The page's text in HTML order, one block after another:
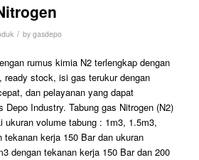
/ by gasdepo
rumus kimia N2 terlengkap dengan
ready stock, isi gas terukur dengan
dan pelayanan yang dapat
Depo Industry. Tabung gas Nitrogen (N2)
ukuran volume tabung : 1m3, 1.5m3,
tekanan kerja 150 Bar dan ukuran
dengan tekanan kerja 150 Bar dan 200